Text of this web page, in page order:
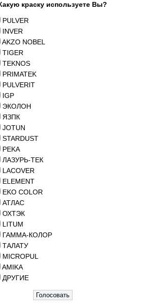
краску используете Вы?
PULVER
INVER
AKZO NOBEL
TIGER
TEKNOS
PRIMATEK
PULVERIT
IGP
ЭКОЛОН
ЯЗПК
JOTUN
STARDUST
PEKA
ЛАЗУРЬ-ТЕК
LACOVER
ELEMENT
EKO COLOR
АТЛАС
ОХТЭК
LITUM
ГАММА-КОЛОР
ТАЛАТУ
MICROPUL
AMIKA
ДРУГИЕ